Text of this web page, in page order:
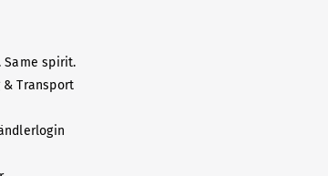
Same spirit.
& Transport